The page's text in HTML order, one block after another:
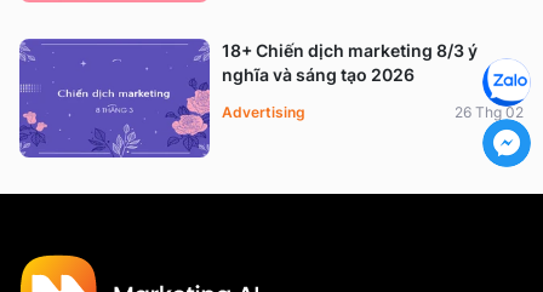
18+ Chiến dịch marketing 8/3 ý
nghĩa và sáng tạo 2026
Advertising 26 Thg 02